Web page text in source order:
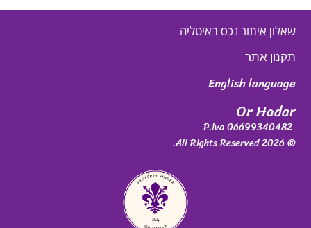
שאלון איתור נכס באיטליה
תקנון אתר
English language
Or Hadar
P.iva 06699340482
© 2026 All Rights Reserved.